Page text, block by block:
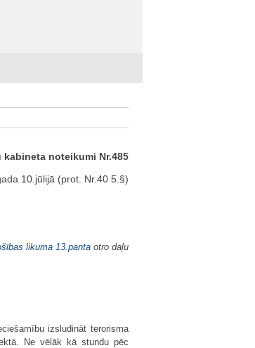
kabineta noteikumi Nr.485
10.jūlijā (prot. Nr.40 5.§)
likuma 13.panta otro daļu
izsludināt terorisma
Ne vēlāk kā stundu pēc